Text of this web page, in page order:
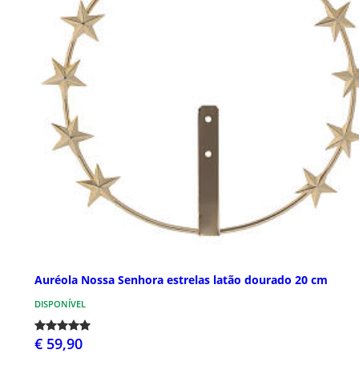
Auréola Nossa Senhora estrelas latão dourado 20 cm
DISPONÍVEL
€ 59,90